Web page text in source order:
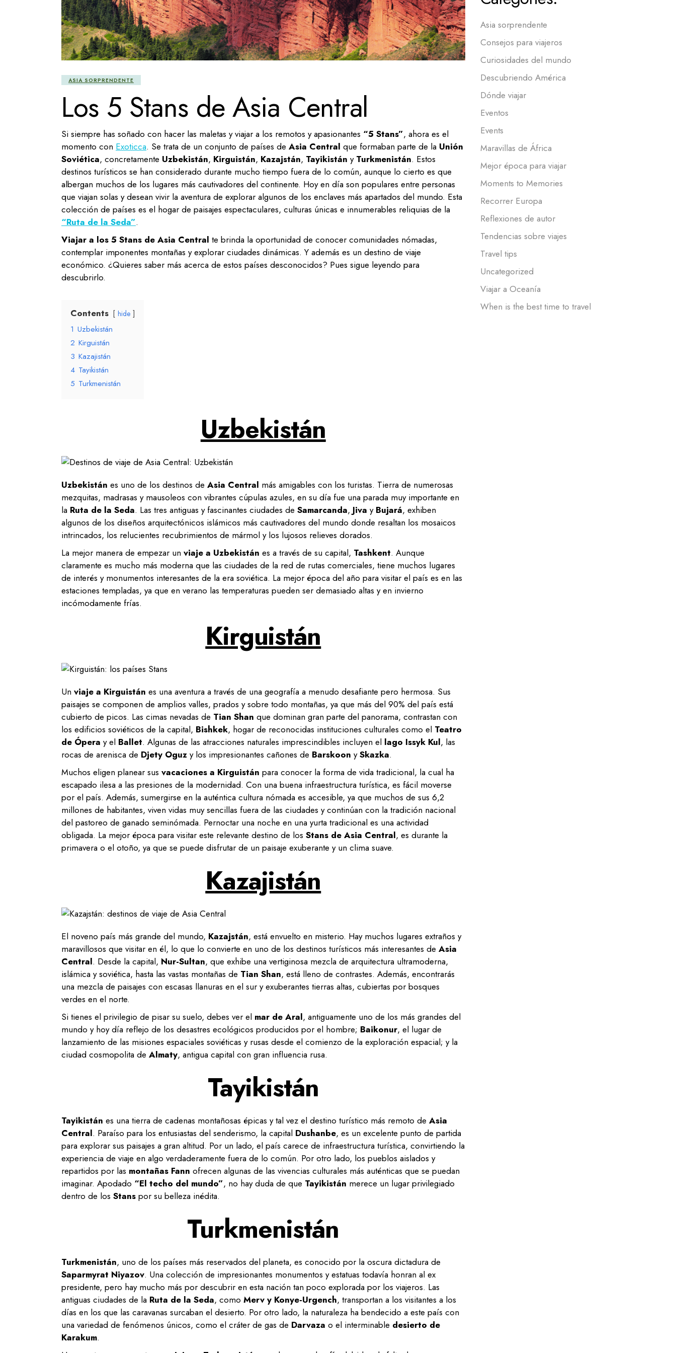
ASIA SORPRENDENTE
Los 5 Stans de Asia Central
Si siempre has soñado con hacer las maletas y viajar a los remotos y apasionantes “5 Stans”, ahora es el
momento con Exoticca. Se trata de un conjunto de países de Asia Central que formaban parte de la Unión
Soviética, concretamente Uzbekistán, Kirguistán, Kazajstán, Tayikistán yTurkmenistán. Estos
destinos turísticos se han considerado durante mucho tiempo fuera de lo común, aunque lo cierto es que
albergan muchos de los lugares más cautivadores del continente. Hoy en día son populares entre personas
que viajan solas y desean vivir la aventura de explorar algunos de los enclaves más apartados del mundo. Esta
colección de países es el hogar de paisajes espectaculares, culturas únicas e innumerables reliquias de la
“Ruta de la Seda”.
Viajar a los 5 Stans de Asia Central te brinda la oportunidad de conocer comunidades nómadas,
contemplar imponentes montañas y explorar ciudades dinámicas. Y además es un destino de viaje
económico. ¿Quieres saber más acerca de estos países desconocidos? Pues sigue leyendo para
descubrirlo.
Contents hide
1 Uzbekistán
2 Kirguistán
3 Kazajistán
4 Tayikistán
5 Turkmenistán
Uzbekistán
Uzbekistán es uno de los destinos de Asia Central más amigables con los turistas. Tierra de numerosas
mezquitas, madrasas y mausoleos con vibrantes cúpulas azules, en su día fue una parada muy importante en
la Ruta de la Seda. Las tres antiguas y fascinantes ciudades de Samarcanda, Jiva y Bujará, exhiben
algunos de los diseños arquitectónicos islámicos más cautivadores del mundo donde resaltan los mosaicos
intrincados, los relucientes recubrimientos de mármol y los lujosos relieves dorados.
La mejor manera de empezar un viaje a Uzbekistán es a través de su capital, Tashkent. Aunque
claramente es mucho más moderna que las ciudades de la red de rutas comerciales, tiene muchos lugares
de interés y monumentos interesantes de la era soviética. La mejor época del año para visitar el país es en las
estaciones templadas, ya que en verano las temperaturas pueden ser demasiado altas y en invierno
incómodamente frías.
Kirguistán
Un viaje a Kirguistán es una aventura a través de una geografía a menudo desafiante pero hermosa. Sus
paisajes se componen de amplios valles, prados y sobre todo montañas, ya que más del 90% del país está
cubierto de picos. Las cimas nevadas de Tian Shan que dominan gran parte del panorama, contrastan con
los edificios soviéticos de la capital, Bishkek, hogar de reconocidas instituciones culturales como el Teatro
de Ópera y el Ballet. Algunas de las atracciones naturales imprescindibles incluyen el lago Issyk Kul, las
rocas de arenisca de Djety Oguz y los impresionantes cañones de Barskoon ySkazka.
Muchos eligen planear sus vacaciones a Kirguistán para conocer la forma de vida tradicional, la cual ha
escapado ilesa a las presiones de la modernidad. Con una buena infraestructura turística, es fácil moverse
por el país. Además, sumergirse en la auténtica cultura nómada es accesible, ya que muchos de sus 6,2
millones de habitantes, viven vidas muy sencillas fuera de las ciudades y continúan con la tradición nacional
del pastoreo de ganado seminómada. Pernoctar una noche en una yurta tradicional es una actividad
obligada. La mejor época para visitar este relevante destino de los Stans de Asia Central, es durante la
primavera o el otoño, ya que se puede disfrutar de un paisaje exuberante y un clima suave.
Kazajistán
El noveno país más grande del mundo, Kazajstán, está envuelto en misterio. Hay muchos lugares extraños y
maravillosos que visitar en él, lo que lo convierte en uno de los destinos turísticos más interesantes de Asia
Central. Desde la capital, Nur-Sultan, que exhibe una vertiginosa mezcla de arquitectura ultramoderna,
islámica y soviética, hasta las vastas montañas de Tian Shan, está lleno de contrastes. Además, encontrarás
una mezcla de paisajes con escasas llanuras en el sur y exuberantes tierras altas, cubiertas por bosques
verdes en el norte.
Si tienes el privilegio de pisar su suelo, debes ver el mar de Aral, antiguamente uno de los más grandes del
mundo y hoy día reflejo de los desastres ecológicos producidos por el hombre; Baikonur, el lugar de
lanzamiento de las misiones espaciales soviéticas y rusas desde el comienzo de la exploración espacial; y la
ciudad cosmopolita de Almaty, antigua capital con gran influencia rusa.
Tayikistán
Tayikistán es una tierra de cadenas montañosas épicas y tal vez el destino turístico más remoto de Asia
Central. Paraíso para los entusiastas del senderismo, la capital Dushanbe, es un excelente punto de partida
para explorar sus paisajes a gran altitud. Por un lado, el país carece de infraestructura turística, convirtiendo la
experiencia de viaje en algo verdaderamente fuera de lo común. Por otro lado, los pueblos aislados y
repartidos por las montañas Fann ofrecen algunas de las vivencias culturales más auténticas que se puedan
imaginar. Apodado “El techo del mundo”, no hay duda de que Tayikistán merece un lugar privilegiado
dentro de los Stans por su belleza inédita.
Turkmenistán
Turkmenistán, uno de los países más reservados del planeta, es conocido por la oscura dictadura de
Saparmyrat Niyazov. Una colección de impresionantes monumentos y estatuas todavía honran al ex
presidente, pero hay mucho más por descubrir en esta nación tan poco explorada por los viajeros. Las
antiguas ciudades de la Ruta de la Seda, como Merv y Konye-Urgench, transportan a los visitantes a los
días en los que las caravanas surcaban el desierto. Por otro lado, la naturaleza ha bendecido a este país con
una variedad de fenómenos únicos, como el cráter de gas de Darvaza o el interminable desierto de
Karakum.
Asia sorprendente
Consejos para viajeros
Curiosidades del mundo
Descubriendo América
Dónde viajar
Eventos
Events
Maravillas de África
Mejor época para viajar
Moments to Memories
Recorrer Europa
Reflexiones de autor
Tendencias sobre viajes
Travel tips
Uncategorized
Viajar a Oceanía
When is the best time to travel